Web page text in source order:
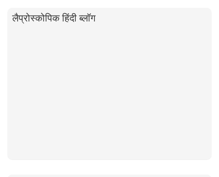
लैप्रोस्कोपिक हिंदी ब्लॉग